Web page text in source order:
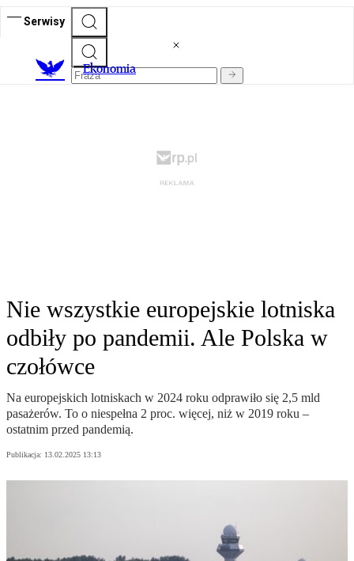
Serwisy
Ekonomia
Nie wszystkie europejskie lotniska
odbiły po pandemii. Ale Polska w
czołówce
Na europejskich lotniskach w 2024 roku odprawiło się 2,5 mld
pasażerów. To o niespełna 2 proc. więcej, niż w 2019 roku –
ostatnim przed pandemią.
Publikacja: 13.02.2025 13:13